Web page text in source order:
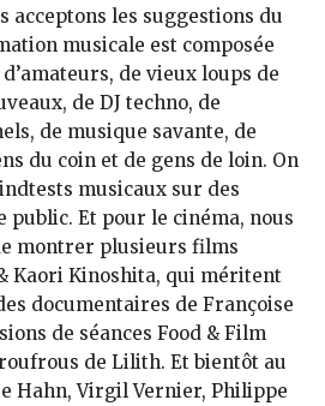
acceptons les suggestions du
musicale est composée
de vieux loups de
de DJ techno, de
de musique savante, de
du coin et de gens de loin. On
musicaux sur des
public. Et pour le cinéma, nous
montrer plusieurs films
Kaori Kinoshita, qui méritent
documentaires de Françoise
de séances Food & Film
de Lilith. Et bientôt au
Hahn, Virgil Vernier, Philippe